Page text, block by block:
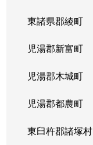
東諸県郡綾町
児湯郡新富町
児湯郡木城町
児湯郡都農町
東臼杵郡諸塚村